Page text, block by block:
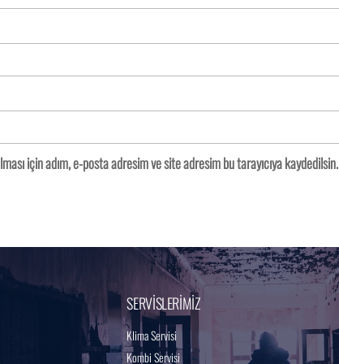
için adım, e-posta adresim ve site adresim bu tarayıcıya kaydedilsin.
SERVİSLERİMİZ
Klima Servisi
Kombi Servisi